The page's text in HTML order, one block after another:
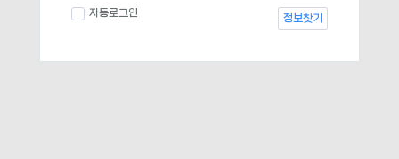
자동로그인 정보찾기